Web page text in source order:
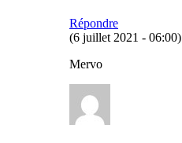
Répondre
(6 juillet 2021 - 06:00)
Mervo